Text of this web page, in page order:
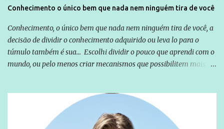
Conhecimento o único bem que nada nem ninguém tira de você
Conhecimento, o único bem que nada nem ninguém tira de você, a
decisão de dividir o conhecimento adquirido ou leva lo para o
túmulo também é sua... Escolhi dividir o pouco que aprendi com o
mundo, ou pelo menos criar mecanismos que possibilitem mais e
empreendedor da comunicação, que além de informação
cotidiana, corriqueira e cada vez mais preocupantes, do tipo que
você já esta acostumado a ver neste espaço, vou trabalhar a ideia